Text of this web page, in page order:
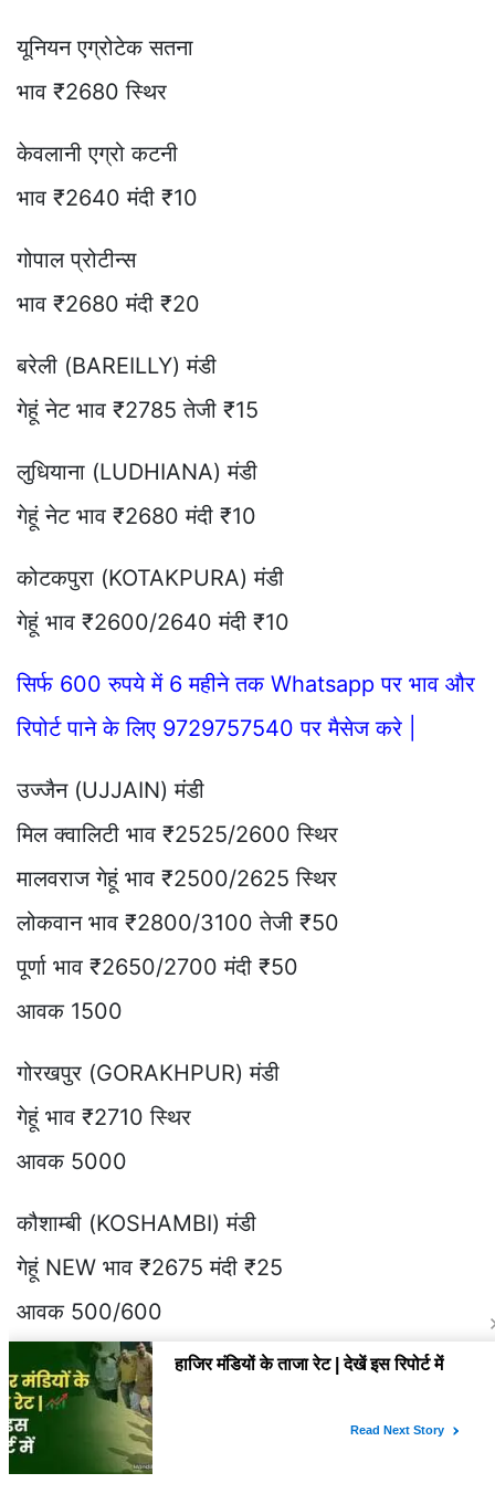
यूनियन एग्रोटेक सतना
भाव ₹2680 स्थिर
केवलानी एग्रो कटनी
भाव ₹2640 मंदी ₹10
गोपाल प्रोटीन्स
भाव ₹2680 मंदी ₹20
बरेली (BAREILLY) मंडी
गेहूं नेट भाव ₹2785 तेजी ₹15
लुधियाना (LUDHIANA) मंडी
गेहूं नेट भाव ₹2680 मंदी ₹10
कोटकपुरा (KOTAKPURA) मंडी
गेहूं भाव ₹2600/2640 मंदी ₹10
सिर्फ 600 रुपये में 6 महीने तक Whatsapp पर भाव और
रिपोर्ट पाने के लिए 9729757540 पर मैसेज करे |
उज्जैन (UJJAIN) मंडी
मिल क्वालिटी भाव ₹2525/2600 स्थिर
मालवराज गेहूं भाव ₹2500/2625 स्थिर
लोकवान भाव ₹2800/3100 तेजी ₹50
पूर्णा भाव ₹2650/2700 मंदी ₹50
आवक 1500
गोरखपुर (GORAKHPUR) मंडी
गेहूं भाव ₹2710 स्थिर
आवक 5000
कौशाम्बी (KOSHAMBI) मंडी
गेहूं NEW भाव ₹2675 मंदी ₹25
आवक 500/600
तिलहर (TILHAR) मंडी
गेहूं भाव ₹2650/2660 मंदी ₹10
आवक 150